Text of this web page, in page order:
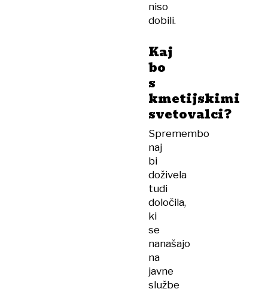
niso
dobili.
Kaj
bo
s
kmetijskimi
svetovalci?
Spremembo
naj
bi
doživela
tudi
določila,
ki
se
nanašajo
na
javne
službe